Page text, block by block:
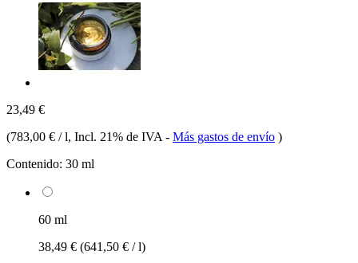
23,49 €
(783,00 € / l, Incl. 21% de IVA - Más gastos de envío )
Contenido: 30 ml
60 ml
38,49 € (641,50 € / l)